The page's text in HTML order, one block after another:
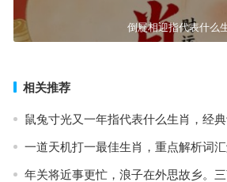
倒屣相迎指代表什么
相关推荐
鼠兔寸光又一年指代表什么生肖，经
一道天机打一最佳生肖，重点解析词
年关将近事更忙，浪子在外思故乡。